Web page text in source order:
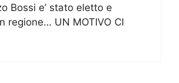
Bossi e’ stato eletto e
regione… UN MOTIVO CI